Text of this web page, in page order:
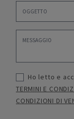
Ho letto e
TERMINI E
CONDIZIONI DI